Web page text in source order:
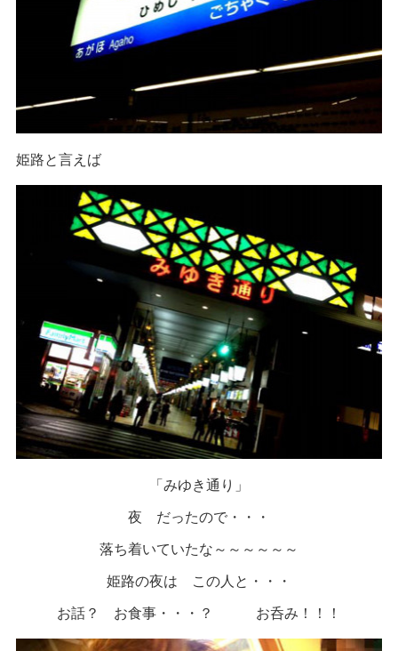
姫路と言えば
「みゆき通り」
夜 だったので・・・
落ち着いていたな～～～～～～
姫路の夜は この人と・・・
お話？ お食事・・・？ お呑み！！！